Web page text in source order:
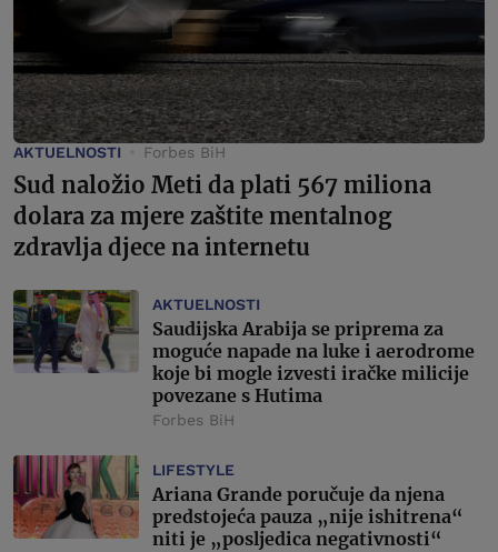
AKTUELNOSTI Forbes BiH
Sud naložio Meti da plati 567 miliona
dolara za mjere zaštite mentalnog
zdravlja djece na internetu
AKTUELNOSTI
Saudijska Arabija se priprema za
moguće napade na luke i aerodrome
koje bi mogle izvesti iračke milicije
povezane s Hutima
Forbes BiH
LIFESTYLE
Ariana Grande poručuje da njena
predstojeća pauza „nije ishitrena“
niti je „posljedica negativnosti“